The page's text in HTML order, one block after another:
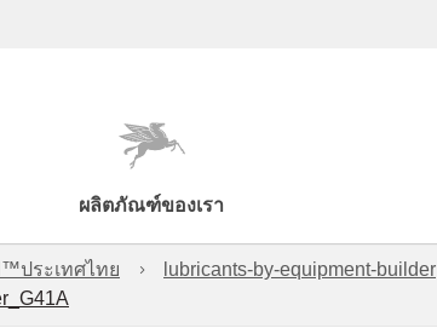
ผลิตภัณฑ์ของเรา
ประเทศไทย
lubricants-by-equipment-builder